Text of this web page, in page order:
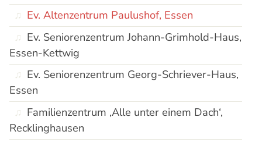
Ev. Altenzentrum Paulushof, Essen
Ev. Seniorenzentrum Johann-Grimhold-Haus,
Essen-Kettwig
Ev. Seniorenzentrum Georg-Schriever-Haus,
Essen
Familienzentrum ‚Alle unter einem Dach‘,
Recklinghausen